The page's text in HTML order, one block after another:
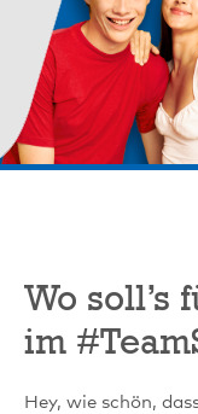
Wo soll’s
im
Hey, wie schön,